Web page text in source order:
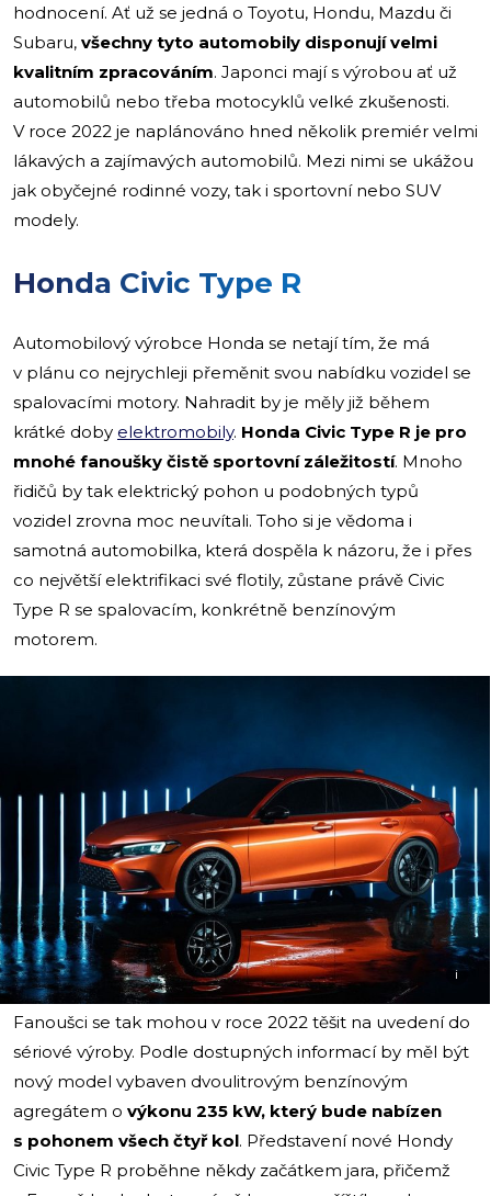
hodnocení. Ať už se jedná o Toyotu, Hondu, Mazdu či
Subaru, všechny tyto automobily disponují velmi
kvalitním zpracováním. Japonci mají s výrobou ať už
automobilů nebo třeba motocyklů velké zkušenosti.
V roce 2022 je naplánováno hned několik premiér velmi
lákavých a zajímavých automobilů. Mezi nimi se ukážou
jak obyčejné rodinné vozy, tak i sportovní nebo SUV
modely.
Honda Civic Type R
Automobilový výrobce Honda se netají tím, že má
v plánu co nejrychleji přeměnit svou nabídku vozidel se
spalovacími motory. Nahradit by je měly již během
krátké doby elektromobily. Honda Civic Type R je pro
mnohé fanoušky čistě sportovní záležitostí. Mnoho
řidičů by tak elektrický pohon u podobných typů
vozidel zrovna moc neuvítali. Toho si je vědoma i
samotná automobilka, která dospěla k názoru, že i přes
co největší elektrifikaci své flotily, zůstane právě Civic
Type R se spalovacím, konkrétně benzínovým
motorem.
i
Fanoušci se tak mohou v roce 2022 těšit na uvedení do
sériové výroby. Podle dostupných informací by měl být
nový model vybaven dvoulitrovým benzínovým
agregátem o výkonu 235 kW, který bude nabízen
s pohonem všech čtyř kol. Představení nové Hondy
Civic Type R proběhne někdy začátkem jara, přičemž